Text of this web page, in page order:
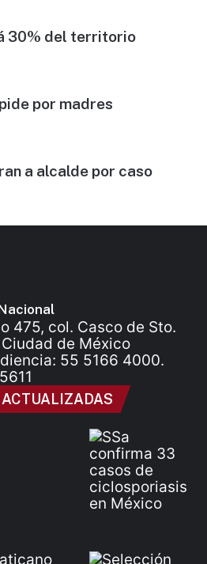
30% del territorio
por madres
a alcalde por caso
475, col. Casco de Sto.
Ciudad de México
55 5166 4000.